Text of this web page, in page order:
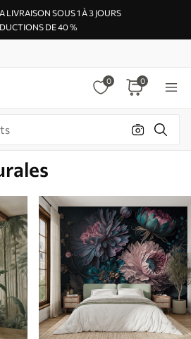
LIVRAISON SOUS 1 À 3 JOURS
DE 40 %
0 0